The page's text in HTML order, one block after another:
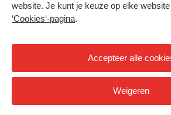
website. Je kunt je keuze op elke
‘Cookies‘-pagina.
Accepteer alle
Weigeren
Cookies
Nieuwsbrief
Hoog contrast
© 2026 Hogeschool Utrecht